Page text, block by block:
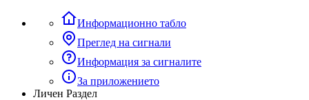
Информационно табло
Преглед на сигнали
Информация за сигналите
За приложението
Личен Раздел